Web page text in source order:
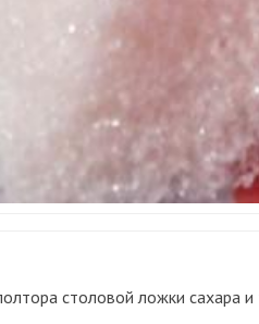
столовой ложки сахара